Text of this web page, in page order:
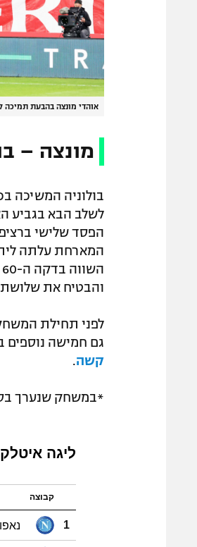
אוהדי מונצה בהבעת תמיכה
מונצה –
והבטיח את שלושת
לפני תחילת
גם חמישה נוספים
קשה.
*במשחק שנערך בספרד
ליגה איטלקית
קבוצה
1